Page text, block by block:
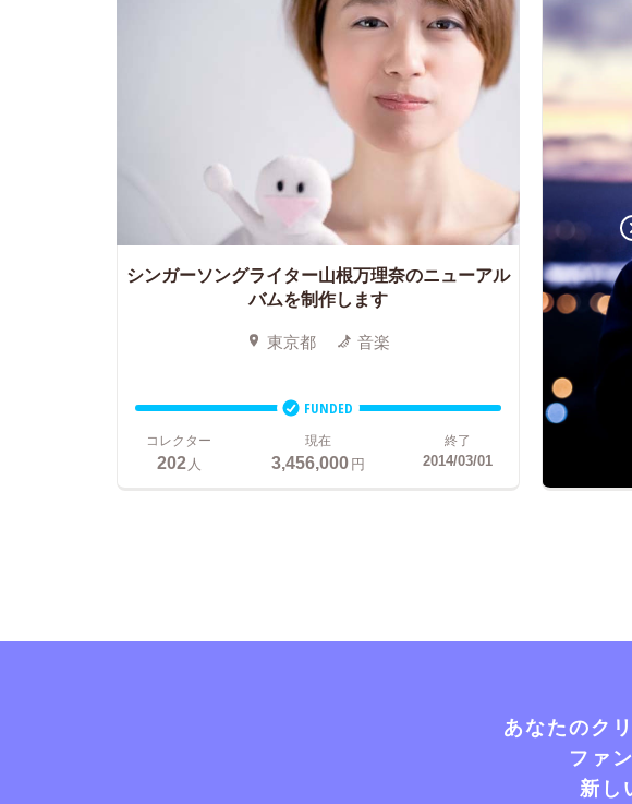
シンガーソングライター山根万理奈のニューアル
バムを制作します
東京都 音楽
FUNDED
コレクター
202人
現在
3,456,000円
終了
2014/03/01
あなたのク
ファ
新し